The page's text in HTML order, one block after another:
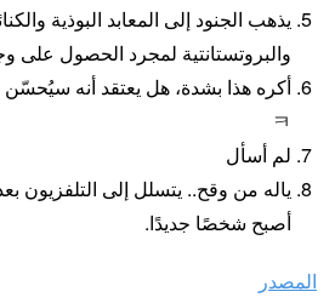
يذهب الجنود إلى المعابد البوذية
والبروتستانتية لمجرد الحصول على
ㅋ
لم أسأل
ياله من وقح.. يتسلل إلى التلفزيون
أصبح شخصًا جديدًا.
المصدر